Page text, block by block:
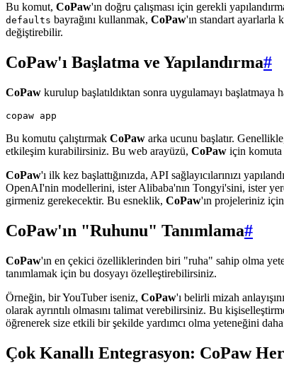
Bu komut, CoPaw'ın doğru çalışması için gerekli
defaults bayrağını kullanmak, CoPaw'ın standart ayarlarla
değiştirebilir.
CoPaw'ı Başlatma ve Yapılandırma#
CoPaw kurulup başlatıldıktan sonra uygulamayı başlatmaya
Bu komutu çalıştırmak CoPaw arka ucunu başlatır.
etkileşim kurabilirsiniz. Bu web arayüzü, CoPaw için komuta
CoPaw'ı ilk kez başlattığınızda, API sağlayıcılarınızı
OpenAI'nin modellerini, ister Alibaba'nın Tongyi'sini, ister
girmeniz gerekecektir. Bu esneklik, CoPaw'ın projeleriniz
CoPaw'ın "Ruhunu" Tanımlama#
CoPaw'ın en çekici özelliklerinden biri "ruha" sahip olma
tanımlamak için bu dosyayı özelleştirebilirsiniz.
Örneğin, bir YouTuber iseniz, CoPaw'ı belirli mizah
olarak ayrıntılı olmasını talimat verebilirsiniz. Bu
öğrenerek size etkili bir şekilde yardımcı olma yeteneğini
Çok Kanallı Entegrasyon: CoPaw